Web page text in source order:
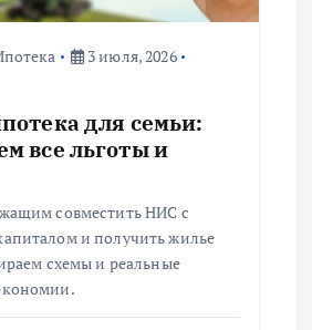
3 июля, 2026
для семьи:
все льготы и
совместить НИС с
и получить жилье
схемы и реальные